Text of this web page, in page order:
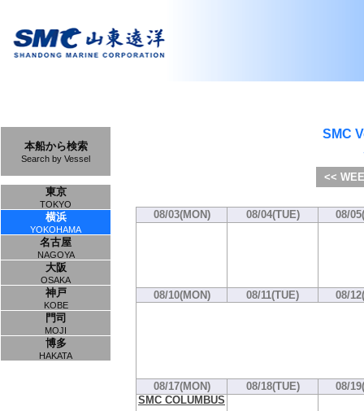
本船から検索
Search by Vessel
東京
TOKYO
横浜
YOKOHAMA
名古屋
NAGOYA
大阪
OSAKA
神戸
KOBE
門司
MOJI
博多
HAKATA
SMC
<<
08/03(MON) 08/04(TUE) 08/
08/10(MON) 08/11(TUE) 08/
08/17(MON) 08/18(TUE)
08/
SMC COLUMBUS